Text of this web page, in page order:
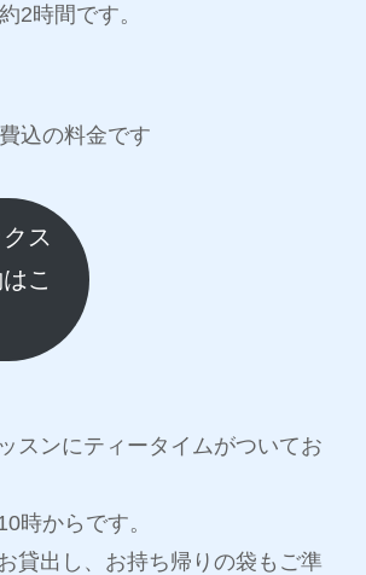
2時間です。
込の料金です
ス
こ
スンにティータイムがついてお
時からです。
貸出し、お持ち帰りの袋もご準